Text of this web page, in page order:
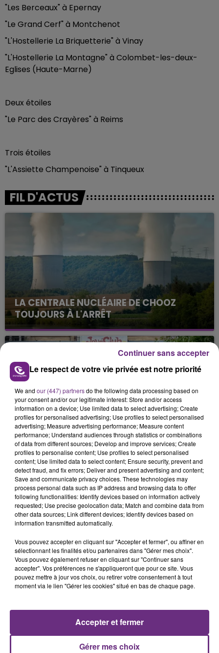
"Les Berceaux" à Epernay
"Le Grand Cerf" à Montchenot
"L'Hostellerie La Briquetterie" à Vinay
"L'Hostellerie La Montagne" à Colombet-les-deux-
Eglises (Haute-Marne)
Deux étoiles
"Le Parc des Crayères" à Reims
Trois étoiles
"L'Assiette Champenoise" à Tinqueux
FIL D'ACTUS
LA CENTRALE NUCLÉAIRE DE CHOOZ
TOUJOURS À L'ARRÊT
Cela fait déjà une semaine que la centrale
nucléaire ardennaise est à l'arrêt. Une situation
justifiée par la sécheresse intense qui est toujours
présente.
LE MAGASIN JOUÉCLUB DE REIMS FERME
SES PORTES
C'était l'une des institutions du centre-ville
rémois. Le magasin JouéClub est contraint de
fermer ses portes.
TITRES DIFFUSÉS
19h57
19h57
GNASH
I Hate U I Love U
19h55
19h55
GIMS
19h48
19h48
Le respect de votre vie privée est notre priorité
We and our (447) partnersdo the following data processing based on
your consent and/or our legitimate interest: Store and/or access
information on a device; Use limited data to select advertising; Create
profiles for personalised advertising; Use profiles to select personalised
advertising; Measure advertising performance; Measure content
performance; Understand audiences through statistics or combinations
of data from different sources; Develop and improve services; Create
profiles to personalise content; Use profiles to select personalised
content; Use limited data to select content; Ensure security, prevent and
detect fraud, and fix errors; Deliver and present advertising and content;
Save and communicate privacy choices. These technologies may
process personal data such as IP address and browsing data to offer
following functionalities: Identify devices based on information actively
requested; Use precise geolocation data; Match and combine data from
other data sources; Link different devices; Identify devices based on
information transmitted automatically.
Vous pouvez accepter en cliquant sur "Accepter et fermer", ou affiner en
sélectionnant les finalités et/ou partenaires dans "Gérer mes choix".
Vous pouvez également refuser en cliquant sur "Continuer sans
accepter". Vos préférences ne s'appliqueront que pour ce site. Vous
pouvez mettre à jour vos choix, ou retirer votre consentement à tout
moment via le lien "Gérer les cookies" situé en bas de chaque page.
Gérer mes choix
Accepter et fermer
Continuer sans accepter